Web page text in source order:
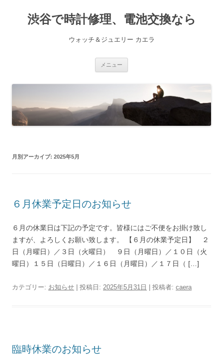
渋谷で時計修理、電池交換なら
ウォッチ＆ジュエリー カエラ
メニュー
ス
キ
プ
月別アーカイブ: 2025年5月
６月休業予定日のお知らせ
６月の休業日は下記の予定です。皆様にはご不便をお掛け致し
ますが、よろしくお願い致します。 【６月の休業予定日】 ２
日（月曜日）／３日（火曜日） ９日（月曜日）／１０日（火
曜日）１５日（日曜日）／１６日（月曜日）／１７日（ […]
カテゴリー: お知らせ | 投稿日: 2025年5月31日 投稿者: caera
臨時休業のお知らせ